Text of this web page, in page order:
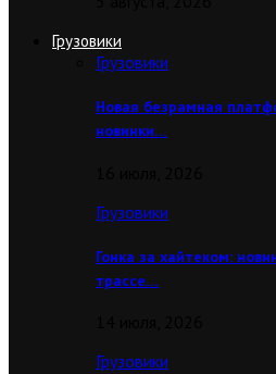
Грузовики
Грузовики
Новая безрамная
новинки…
Грузовики
Гонка за хайтеком:
трассе…
Грузовики